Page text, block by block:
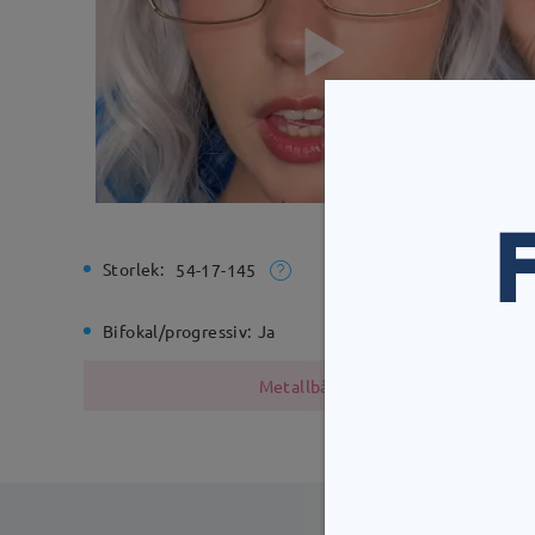
Storlek: 54-17-145 Total
Bifokal/progressiv: Ja
Metallbågen innehåller nickel på